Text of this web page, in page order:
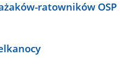
ratowników OSP